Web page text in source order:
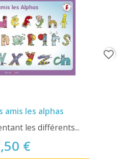
amis les alphas
les différents...
€
favorite_border